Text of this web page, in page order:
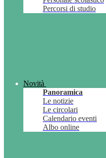
Percorsi di studio
Novità
Panoramica
Le notizie
Le circolari
Calendario eventi
Albo online